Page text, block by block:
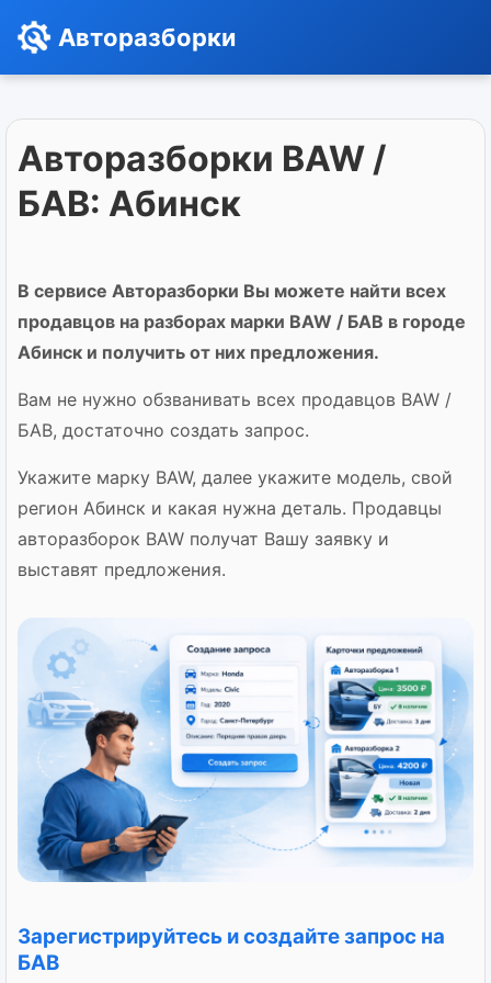
Авторазборки
Авторазборки BAW /
БАВ: Абинск
В сервисе Авторазборки Вы можете найти всех
продавцов на разборах марки BAW / БАВ в городе
Абинск и получить от них предложения.
Вам не нужно обзванивать всех продавцов BAW /
БАВ, достаточно создать запрос.
Укажите марку BAW, далее укажите модель, свой
регион Абинск и какая нужна деталь. Продавцы
авторазборок BAW получат Вашу заявку и
выставят предложения.
Зарегистрируйтесь и создайте запрос на
БАВ